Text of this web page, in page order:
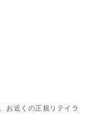
お近くの正規リテイラ